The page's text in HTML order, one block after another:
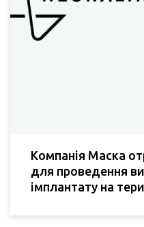
Компанія Маска
для проведення
імплантату на